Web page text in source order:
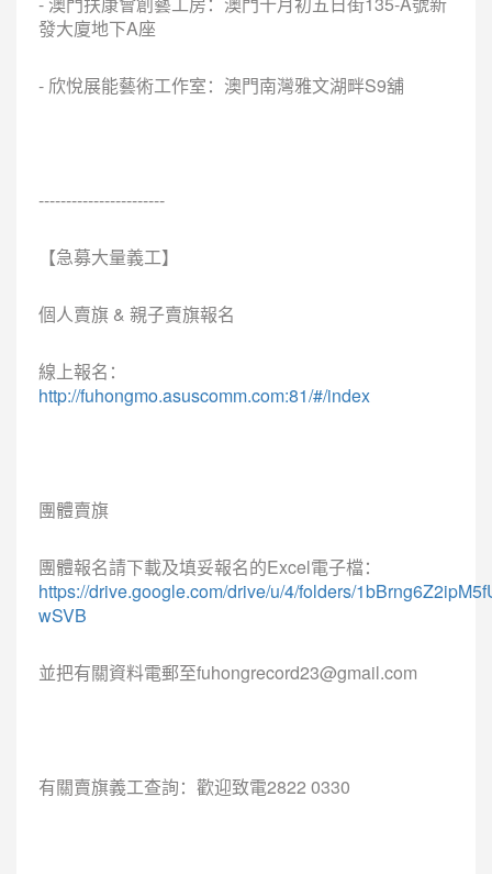
發大廈地下A座
- 欣悅展能藝術工作室：澳門南灣雅文湖畔S9舖
-----------------------
【急募大量義工】
個人賣旗 & 親子賣旗報名
線上報名：
http://fuhongmo.asuscomm.com:81/#/index
團體賣旗
團體報名請下載及填妥報名的Excel電子檔：
https://drive.google.com/drive/u/4/folders/
wSVB
並把有關資料電郵至fuhongrecord23@gmail.com
有關賣旗義工查詢：歡迎致電2822 0330